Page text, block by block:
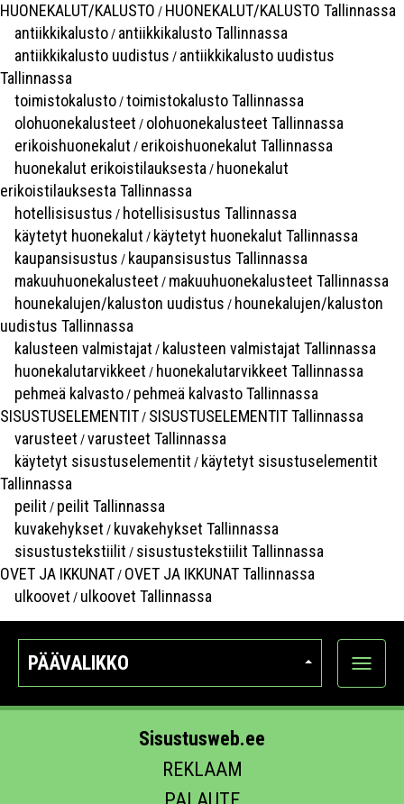
HUONEKALUT/KALUSTO / HUONEKALUT/KALUSTO Tallinnassa
antiikkikalusto/ antiikkikalusto Tallinnassa
antiikkikalusto uudistus / antiikkikalusto uudistus
Tallinnassa
toimistokalusto/toimistokalusto Tallinnassa
olohuonekalusteet / olohuonekalusteet Tallinnassa
erikoishuonekalut / erikoishuonekalut Tallinnassa
huonekalut erikoistilauksesta/ huonekalut
erikoistilauksesta Tallinnassa
hotellisisustus / hotellisisustus Tallinnassa
käytetyt huonekalut / käytetyt huonekalut Tallinnassa
kaupansisustus / kaupansisustus Tallinnassa
makuuhuonekalusteet / makuuhuonekalusteet Tallinnassa
hounekalujen/kaluston uudistus / hounekalujen/kaluston
uudistus Tallinnassa
kalusteen valmistajat / kalusteen valmistajat Tallinnassa
huonekalutarvikkeet / huonekalutarvikkeet Tallinnassa
pehmeä kalvasto/ pehmeä kalvasto Tallinnassa
SISUSTUSELEMENTIT/ SISUSTUSELEMENTIT Tallinnassa
varusteet /varusteet Tallinnassa
käytetyt sisustuselementit / käytetyt sisustuselementit
Tallinnassa
peilit / peilit Tallinnassa
kuvakehykset / kuvakehykset Tallinnassa
sisustustekstiilit / sisustustekstiilit Tallinnassa
OVET JA IKKUNAT/ OVET JA IKKUNAT Tallinnassa
ulkoovet / ulkoovet Tallinnassa
PÄÄVALIKKO
Näytä
Sisustusweb.ee
REKLAAM